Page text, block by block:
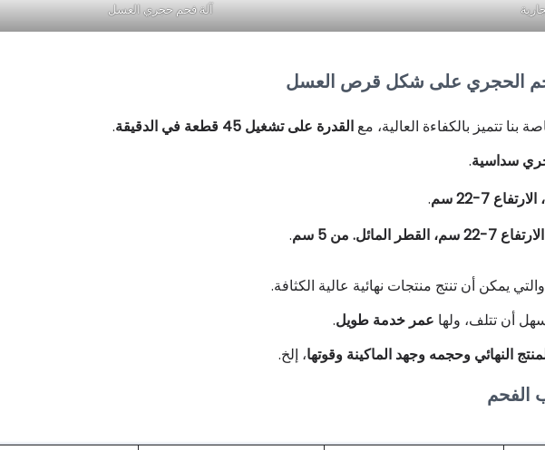
آلة فحم حجري العسل
الحجري على شكل قرص العسل
تتميز بالكفاءة العالية، مع القدرة على تشغيل 45 قطعة في الدقيقة
.
سداسية.
.
.
يمكن أن تنتج منتجات نهائية عالية الكثافة.
أن تتلف، ولها عمر خدمة طويل.
النهائي وحجمه وجهد الماكينة وقوتها، إلخ.
الفحم